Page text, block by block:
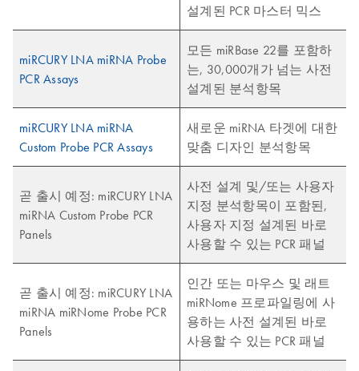
설계된 PCR 마스터 믹스
miRCURY LNA miRNA Probe
PCR Assays
모든 miRBase 22를 포함하
는, 30,000개가 넘는 사전
설계된 분석항목
miRCURY LNA miRNA
Custom Probe PCR Assays
새로운 miRNA 타겟에 대한
맞춤 디자인 분석항목
곧 출시 예정: miRCURY LNA
miRNA Custom Probe PCR
Panels
사전 설계 및/또는 사용자
지정 분석항목이 포함된,
사용자 지정 설계된 바로
사용할 수 있는 PCR 패널
곧 출시 예정: miRCURY LNA
miRNA miRNome Probe PCR
Panels
인간 또는 마우스 및 래트
miRNome 프로파일링에 사
용하는 사전 설계된 바로
사용할 수 있는 PCR 패널